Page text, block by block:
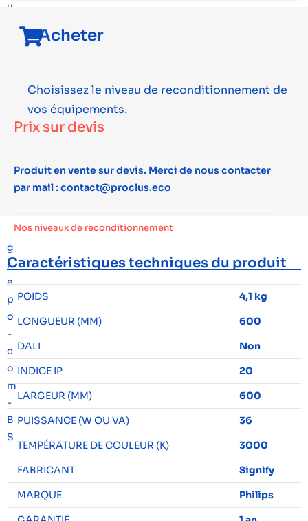
Acheter
Choisissez le niveau de reconditionnement de
vos équipements.
Prix sur devis
Produit en vente sur devis. Merci de nous contacter
par mail : contact@proclus.eco
Nos niveaux de reconditionnement
Caractéristiques techniques du produit
POIDS
4,1 kg
LONGUEUR (MM)
600
DALI
Non
INDICE IP
20
LARGEUR (MM)
600
PUISSANCE (W OU VA)
36
TEMPÉRATURE DE COULEUR (K)
3000
FABRICANT
Signify
MARQUE
Philips